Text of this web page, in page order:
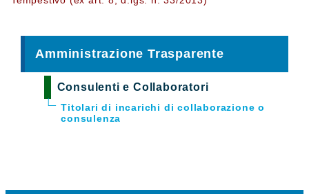
Amministrazione Trasparente
Consulenti e Collaboratori
Titolari di incarichi di collaborazione o
consulenza